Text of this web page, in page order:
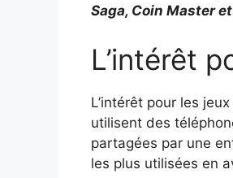
Saga, Coin Master
L’intérêt
L’intérêt pour les
utilisent des
partagées par une
les plus utilisées en